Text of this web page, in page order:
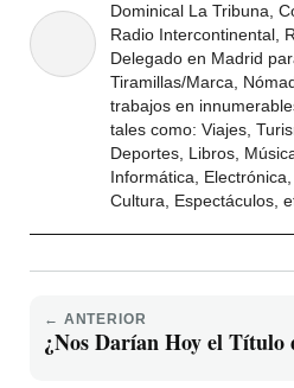
Dominical La Tribuna,
Radio Intercontinental,
Delegado en Madrid
Tiramillas/Marca,
trabajos en
tales como: Viajes,
Deportes, Libros,
Informática,
Cultura, Espectáculos,
← ANTERIOR
¿Nos Darían Hoy el Título